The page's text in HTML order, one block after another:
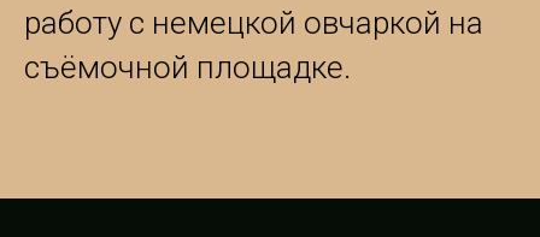
работу с немецкой овчаркой на
съёмочной площадке.